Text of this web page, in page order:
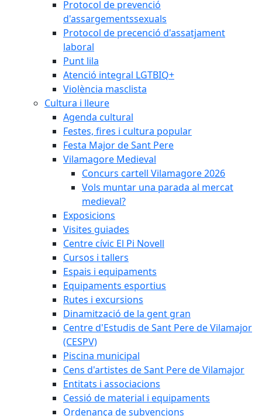
Protocol de prevenció
d'assargementssexuals
Protocol de precenció d'assatjament
laboral
Punt lila
Atenció integral LGTBIQ+
Violència masclista
Cultura i lleure
Agenda cultural
Festes, fires i cultura popular
Festa Major de Sant Pere
Vilamagore Medieval
Concurs cartell Vilamagore 2026
Vols muntar una parada al mercat
medieval?
Exposicions
Visites guiades
Centre cívic El Pi Novell
Cursos i tallers
Espais i equipaments
Equipaments esportius
Rutes i excursions
Dinamització de la gent gran
Centre d'Estudis de Sant Pere de Vilamajor
(CESPV)
Piscina municipal
Cens d'artistes de Sant Pere de Vilamajor
Entitats i associacions
Cessió de material i equipaments
Ordenança de subvencions